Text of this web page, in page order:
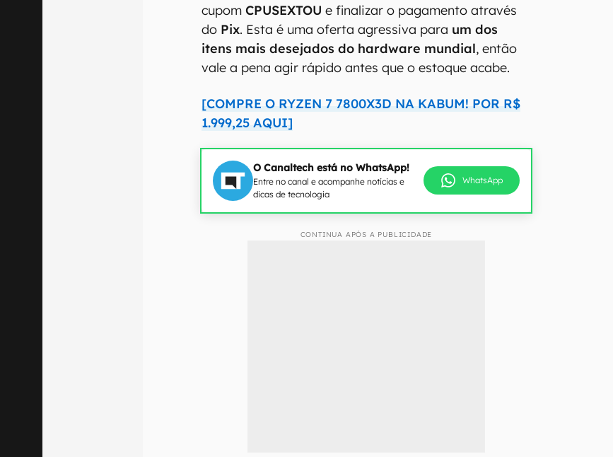
cupomCPUSEXTOU e finalizar o pagamento através
do Pix. Esta é uma oferta agressiva para um dos
itens mais desejados do hardware mundial, então
vale a pena agir rápido antes que o estoque acabe.
[COMPRE O RYZEN 7 7800X3D NA KABUM! POR R$
1.999,25 AQUI]
O Canaltech está no WhatsApp!
Entre no canal e acompanhe notícias e
dicas de tecnologia
WhatsApp
CONTINUA APÓS A PUBLICIDADE